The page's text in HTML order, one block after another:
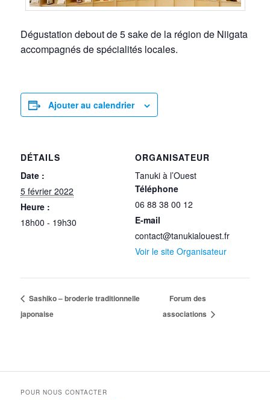
Dégustation debout de 5 sake de la région de Niigata
accompagnés de spécialités locales.
Ajouter au calendrier
DÉTAILS
Date :
5 février 2022
Heure :
18h00 - 19h30
ORGANISATEUR
Tanuki à l’Ouest
Téléphone
06 88 38 00 12
E-mail
contact@tanukialouest.fr
Voir le site Organisateur
Sashiko – broderie traditionnelle
japonaise
Forum des
associations
POUR NOUS CONTACTER